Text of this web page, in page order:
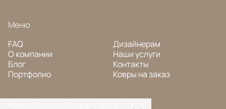
Меню
FAQ
О компании
Блог
Портфолио
Дизайнерам
Наши услуги
Контакты
Ковры на заказ